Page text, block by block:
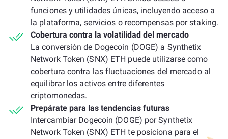
funciones y utilidades únicas, incluyendo acceso a
la plataforma, servicios o recompensas por staking.
Cobertura contra la volatilidad del mercado
La conversión de Dogecoin (DOGE) a Synthetix
Network Token (SNX) ETH puede utilizarse como
cobertura contra las fluctuaciones del mercado al
equilibrar los activos entre diferentes
criptomonedas.
Prepárate para las tendencias futuras
Intercambiar Dogecoin (DOGE) por Synthetix
Network Token (SNX) ETH te posiciona para el